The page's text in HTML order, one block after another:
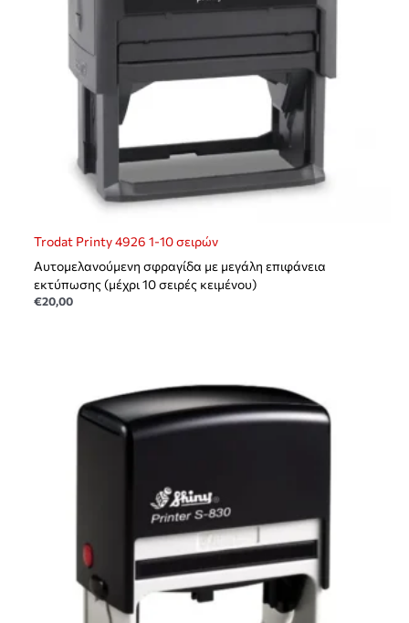
Trodat Printy 4926 1-10 σειρών
Αυτομελανούμενη σφραγίδα με μεγάλη επιφάνεια
εκτύπωσης (μέχρι 10 σειρές κειμένου)
€20,00